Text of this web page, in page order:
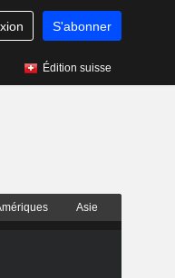
S'abonner
Édition suisse
Asie